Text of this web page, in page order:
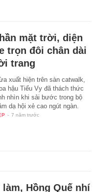
mặt trời, diện
trọn đôi chân dài
trang
xuất hiện trên sàn catwalk,
hậu Tiểu Vy đã thách thức
nhìn khi sải bước trong bộ
dạ hội xẻ cao ngút ngàn.
- 7 năm trước
Hồng Quế nhí